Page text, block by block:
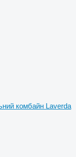
комбайн Laverda